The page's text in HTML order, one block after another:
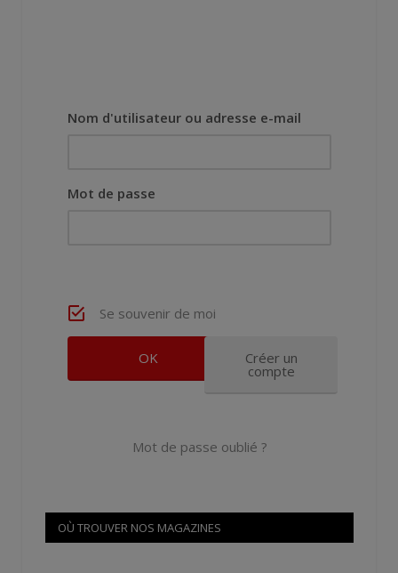
Nom d'utilisateur ou adresse e-mail
Mot de passe
Se souvenir de moi
Créer un
compte
Mot de passe oublié ?
OÙ TROUVER NOS MAGAZINES